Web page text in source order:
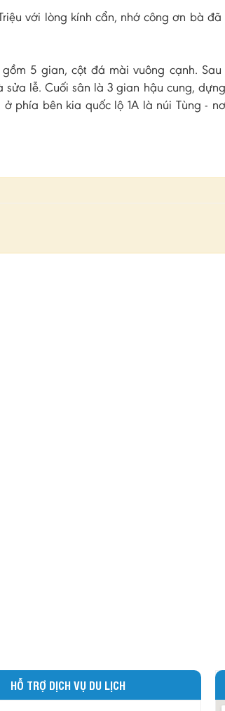
với lòng kính cẩn, nhớ công ơn bà
5 gian, cột đá mài vuông cạnh. Sau
lễ. Cuối sân là 3 gian hậu cung,
phía bên kia quốc lộ 1A là núi Tùng -
HỖ TRỢ DỊCH VỤ DU LỊCH